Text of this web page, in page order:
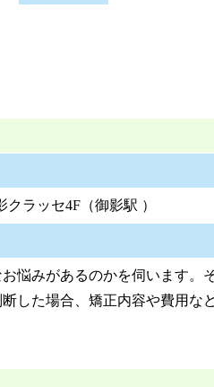
ラッセ4F（御影駅 ）
悩みがあるのかを伺います。
した場合、矯正内容や費用な